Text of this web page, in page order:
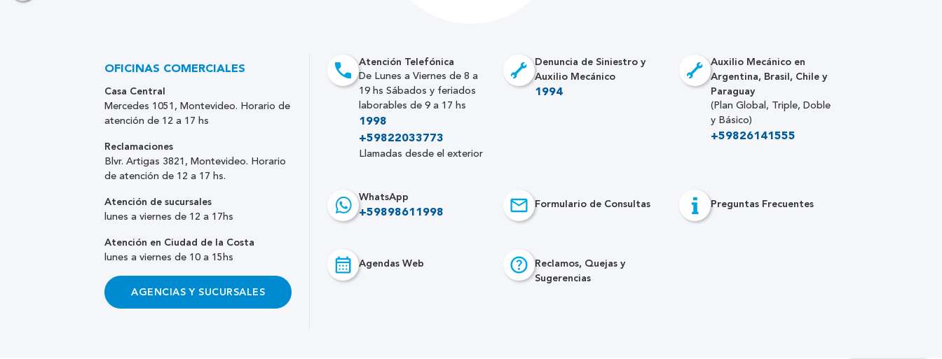
Atención Telefónica
De Lunes a Viernes de 8 a
19 hs Sábados y feriados
laborables de 9 a 17 hs
1998
+59822033773
Llamadas desde el exterior
Denuncia de Siniestro y
Auxilio Mecánico
1994
Auxilio Mecánico en
Argentina, Brasil, Chile y
Paraguay
(Plan Global, Triple, Doble
y Básico)
+59826141555
WhatsApp
+59898611998
Formulario de Consultas Preguntas Frecuentes
Agendas Web
Reclamos, Quejas y
Sugerencias
OFICINAS COMERCIALES
Casa Central
Mercedes 1051, Montevideo. Horario de
atención de 12 a 17 hs
Reclamaciones
Blvr. Artigas 3821, Montevideo. Horario
de atención de 12 a 17 hs.
Atención de sucursales
lunes a viernes de 12 a 17hs
Atención en Ciudad de la Costa
lunes a viernes de 10 a 15hs
AGENCIAS Y SUCURSALES